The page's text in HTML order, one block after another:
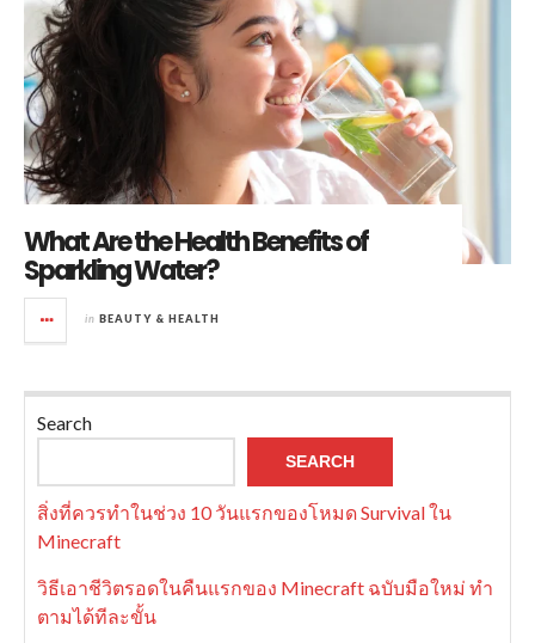
What Are the Health Benefits of
Sparkling Water?
in BEAUTY & HEALTH
Search
SEARCH
สิ่งที่ควรทำในช่วง 10 วันแรกของโหมด Survival ใน
Minecraft
วิธีเอาชีวิตรอดในคืนแรกของ Minecraft ฉบับมือใหม่ ทำ
ตามได้ทีละขั้น